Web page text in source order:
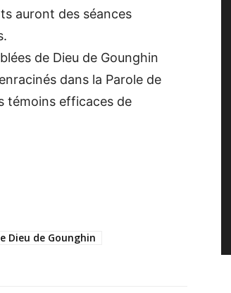
auront des séances
de Dieu de Gounghin
dans la Parole de
témoins efficaces de
Dieu de Gounghin